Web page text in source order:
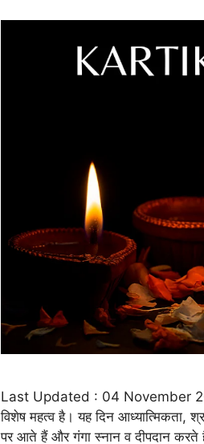
Last Updated : 04 November
विशेष महत्व है। यह दिन आध्यात्मिकता,
पर आते हैं और गंगा स्नान व दीपदान